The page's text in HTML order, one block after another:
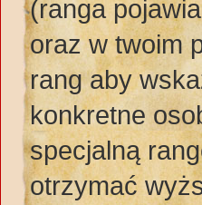
(ranga
oraz w twoim
rang aby
konkretne
specjalną
otrzymać